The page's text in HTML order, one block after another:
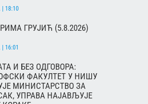
| 18:10
ГРУЈИЋ (5.8.2026)
| 16:01
И БЕЗ ОДГОВОРА:
ФАКУЛТЕТ У НИШУ
МИНИСТАРСТВО ЗА
УПРАВА НАЈАВЉУЈЕ